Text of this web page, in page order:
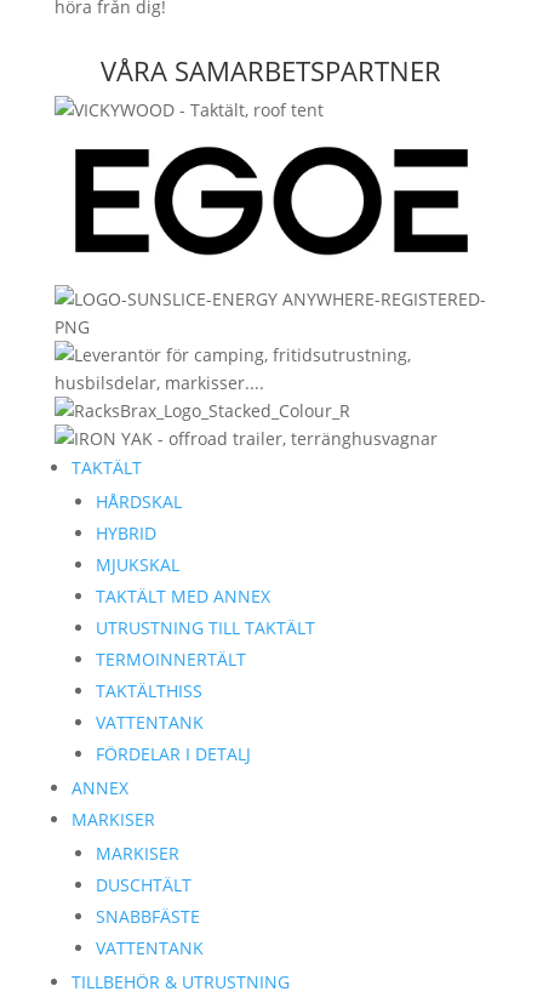
höra från dig!
VÅRA SAMARBETSPARTNER
TAKTÄLT
HÅRDSKAL
HYBRID
MJUKSKAL
TAKTÄLT MED ANNEX
UTRUSTNING TILL TAKTÄLT
TERMOINNERTÄLT
TAKTÄLTHISS
VATTENTANK
FÖRDELAR I DETALJ
ANNEX
MARKISER
MARKISER
DUSCHTÄLT
SNABBFÄSTE
VATTENTANK
TILLBEHÖR & UTRUSTNING